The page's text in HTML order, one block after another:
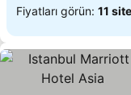
Fiyatları görün: 11 site